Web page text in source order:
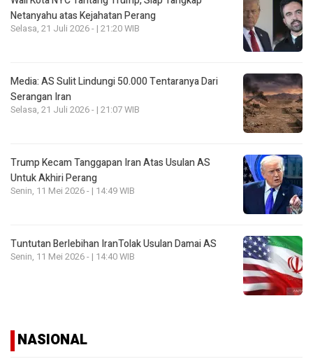
Netanyahu atas Kejahatan Perang
Selasa, 21 Juli 2026 - | 21:20 WIB
Media: AS Sulit Lindungi 50.000 Tentaranya Dari
Serangan Iran
Selasa, 21 Juli 2026 - | 21:07 WIB
Trump Kecam Tanggapan Iran Atas Usulan AS
Untuk Akhiri Perang
Senin, 11 Mei 2026 - | 14:49 WIB
Tuntutan Berlebihan IranTolak Usulan Damai AS
Senin, 11 Mei 2026 - | 14:40 WIB
NASIONAL